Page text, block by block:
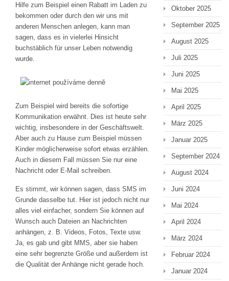
Hilfe zum Beispiel einen Rabatt im Laden zu
bekommen oder durch den wir uns mit
anderen Menschen anlegen, kann man
sagen, dass es in vielerlei Hinsicht
buchstäblich für unser Leben notwendig
wurde.
Zum Beispiel wird bereits die sofortige
Kommunikation erwähnt. Dies ist heute sehr
wichtig, insbesondere in der Geschäftswelt.
Aber auch zu Hause zum Beispiel müssen
Kinder möglicherweise sofort etwas erzählen.
Auch in diesem Fall müssen Sie nur eine
Nachricht oder E-Mail schreiben.
Es stimmt, wir können sagen, dass SMS im
Grunde dasselbe tut. Hier ist jedoch nicht nur
alles viel einfacher, sondern Sie können auf
Wunsch auch Dateien an Nachrichten
anhängen, z. B. Videos, Fotos, Texte usw.
Ja, es gab und gibt MMS, aber sie haben
eine sehr begrenzte Größe und außerdem ist
die Qualität der Anhänge nicht gerade hoch.
Oktober 2025
September 2025
August 2025
Juli 2025
Juni 2025
Mai 2025
April 2025
März 2025
Januar 2025
September 2024
August 2024
Juni 2024
Mai 2024
April 2024
März 2024
Februar 2024
Januar 2024